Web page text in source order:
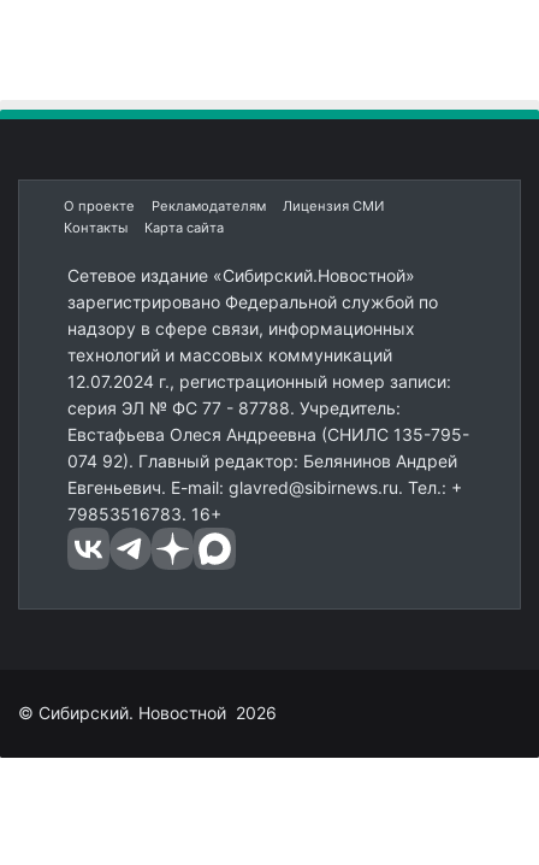
О проекте Рекламодателям
Лицензия СМИ
Контакты
Карта сайта
Сетевое издание «Сибирский.Новостной»
зарегистрировано Федеральной службой по
надзору в сфере связи, информационных
технологий и массовых коммуникаций
12.07.2024 г., регистрационный номер записи:
серия ЭЛ № ФС 77 - 87788. Учредитель:
Евстафьева Олеся Андреевна (СНИЛС 135-795-
074 92). Главный редактор: Белянинов Андрей
Евгеньевич. E-mail: glavred@sibirnews.ru. Тел.: +
79853516783. 16+
© Сибирский. Новостной 2026